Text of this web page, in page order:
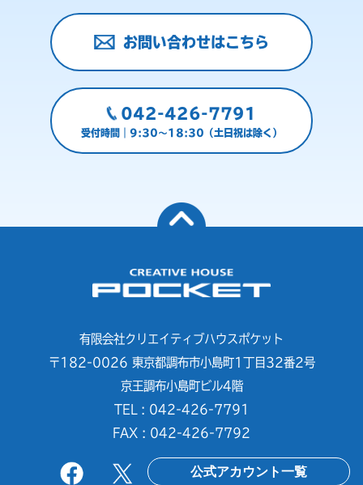
お問い合わせはこちら
042-426-7791
受付時間｜9:30～18:30（土日祝は除く）
有限会社クリエイティブハウスポケット
〒182-0026 東京都調布市小島町1丁目32番2号
京王調布小島町ビル4階
TEL : 042-426-7791
FAX : 042-426-7792
公式アカウント一覧